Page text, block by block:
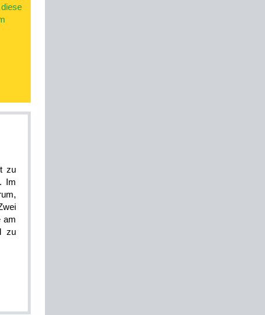
zu
Im
am
zu